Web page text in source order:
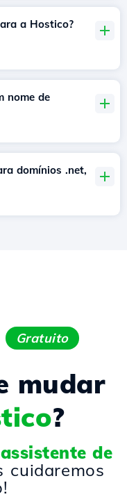
a Hostico?
nome de
domínios .net,
Gratuito
mudar
?
assistente de
cuidaremos